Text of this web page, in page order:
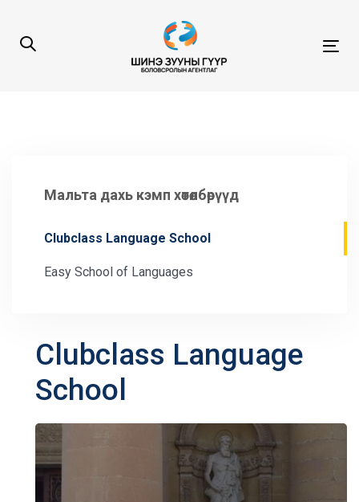
content
Мальта дахь кэмп хөтөлбөрүүд
Clubclass Language School
Easy School of Languages
Clubclass Language
School